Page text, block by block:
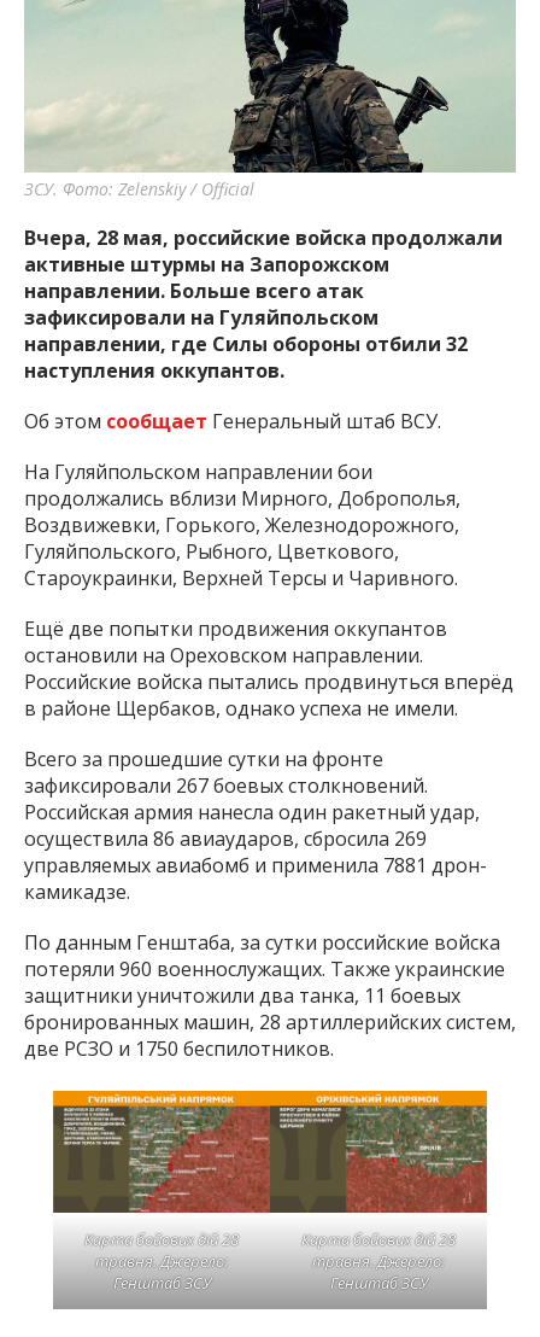
важную информацию о событиях
города Запорожья и области.
ЗСУ. Фото: Zelenskiy / Official
Вчера, 28 мая, российские войска продолжали
активные штурмы на Запорожском
направлении. Больше всего атак
зафиксировали на Гуляйпольском
направлении, где Силы обороны отбили 32
наступления оккупантов.
Об этом сообщает Генеральный штаб ВСУ.
На Гуляйпольском направлении бои
продолжались вблизи Мирного, Доброполья,
Воздвижевки, Горького, Железнодорожного,
Гуляйпольского, Рыбного, Цветкового,
Староукраинки, Верхней Терсы и Чаривного.
Ещё две попытки продвижения оккупантов
остановили на Ореховском направлении.
Российские войска пытались продвинуться вперёд
в районе Щербаков, однако успеха не имели.
Всего за прошедшие сутки на фронте
зафиксировали 267 боевых столкновений.
Российская армия нанесла один ракетный удар,
осуществила 86 авиаударов, сбросила 269
управляемых авиабомб и применила 7881 дрон-
камикадзе.
По данным Генштаба, за сутки российские войска
потеряли 960 военнослужащих. Также украинские
защитники уничтожили два танка, 11 боевых
бронированных машин, 28 артиллерийских систем,
две РСЗО и 1750 беспилотников.
Карта бойових дій 28
травня. Джерело:
Генштаб ЗСУ
Карта бойових дій 28
травня. Джерело:
Генштаб ЗСУ